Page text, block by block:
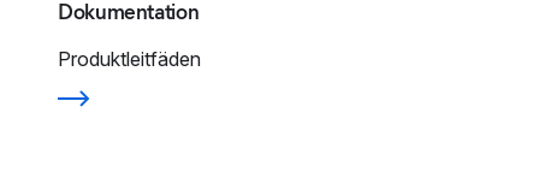
Dokumentation
Produktleitfäden